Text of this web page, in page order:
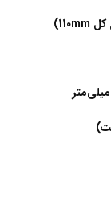
mm
)